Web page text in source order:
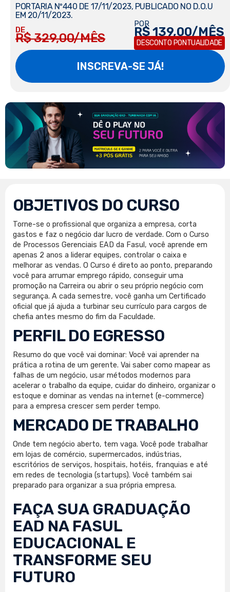
PORTARIA Nº440 DE 17/11/2023, PUBLICADO NO D.O.U
EM 20/11/2023.
DE
R$ 329,00/MÊS
POR
R$ 139,00/MÊS
DESCONTO PONTUALIDADE
INSCREVA-SE JÁ!
OBJETIVOS DO CURSO
Torne-se o profissional que organiza a empresa, corta
gastos e faz o negócio dar lucro de verdade. Com o Curso
de Processos Gerenciais EAD da Fasul, você aprende em
apenas 2 anos a liderar equipes, controlar o caixa e
melhorar as vendas. O Curso é direto ao ponto, preparando
você para arrumar emprego rápido, conseguir uma
promoção na Carreira ou abrir o seu próprio negócio com
segurança. A cada semestre, você ganha um Certificado
oficial que já ajuda a turbinar seu currículo para cargos de
chefia antes mesmo do fim da Faculdade.
PERFIL DO EGRESSO
Resumo do que você vai dominar: Você vai aprender na
prática a rotina de um gerente. Vai saber como mapear as
falhas de um negócio, usar métodos modernos para
acelerar o trabalho da equipe, cuidar do dinheiro, organizar o
estoque e dominar as vendas na internet (e-commerce)
para a empresa crescer sem perder tempo.
MERCADO DE TRABALHO
Onde tem negócio aberto, tem vaga. Você pode trabalhar
em lojas de comércio, supermercados, indústrias,
escritórios de serviços, hospitais, hotéis, franquias e até
em redes de tecnologia (startups). Você também sai
preparado para organizar a sua própria empresa.
FAÇA SUA GRADUAÇÃO
EAD NA FASUL
EDUCACIONAL E
TRANSFORME SEU
FUTURO